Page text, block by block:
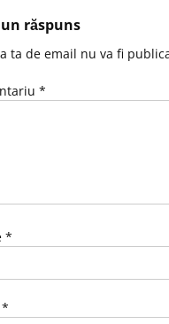
un răspuns
ta de email nu va fi
*
*
*